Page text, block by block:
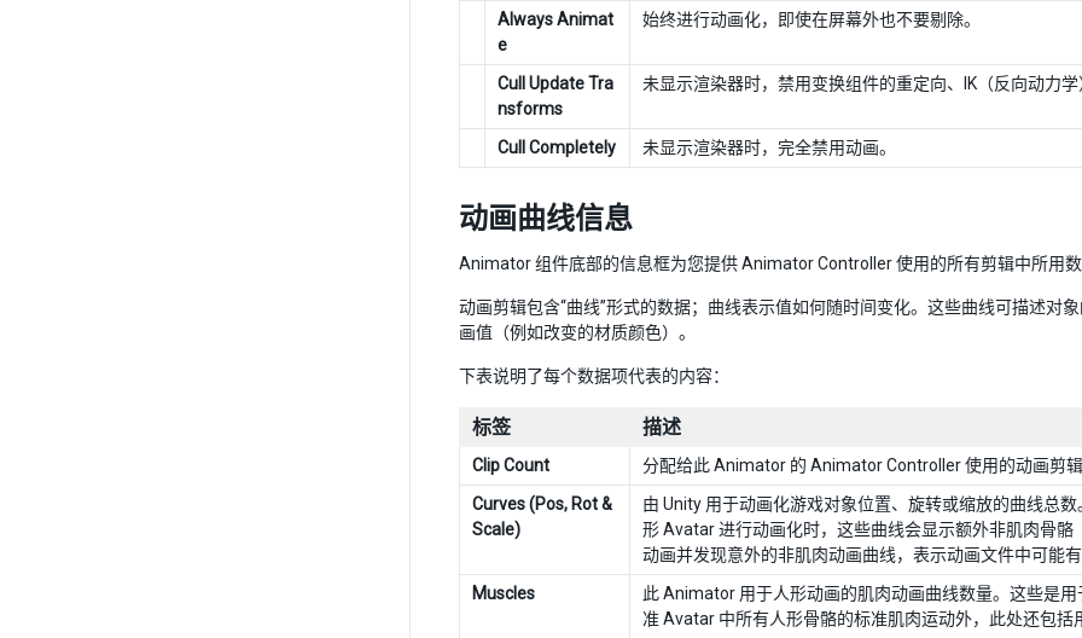
Always Animat
e
始终进行动画化，即使在屏幕外也不要剔除。
Cull Update Tra
nsforms
未显示渲染器时，禁用变换组件的重定向、IK（反向动力
Cull Completely 未显示渲染器时，完全禁用动画。
动画曲线信息
Animator 组件底部的信息框为您提供 Animator Controller 使用的所有剪辑中所用
动画剪辑包含“曲线”形式的数据；曲线表示值如何随时间变化。这些曲线可描述对
画值（例如改变的材质颜色）。
下表说明了每个数据项代表的内容：
标签 描述
Clip Count
分配给此 Animator 的 Animator Controller 使用的动画剪
Curves (Pos, Rot &
Scale)
由 Unity 用于动画化游戏对象位置、旋转或缩放的曲线总
形 Avatar 进行动画化时，这些曲线会显示额外非肌肉骨
动画并发现意外的非肌肉动画曲线，表示动画文件中可能
Muscles
此 Animator 用于人形动画的肌肉动画曲线数量。这些是
准 Avatar 中所有人形骨骼的标准肌肉运动外，此处还包括